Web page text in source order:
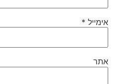
אימייל *
אתר